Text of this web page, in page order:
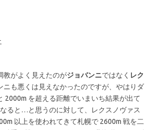
教がよく見えたのがジョバンニではなく レク
ニも悪くは見えなかったのですが、やはりダ
2000m を超える距離でいまいち結果が出て
ると…と思うのに対して、レクスノヴァス
以上を使われてきて札幌で 2600m 戦を二